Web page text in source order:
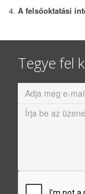
4. A felsőoktatási
Tegye fel